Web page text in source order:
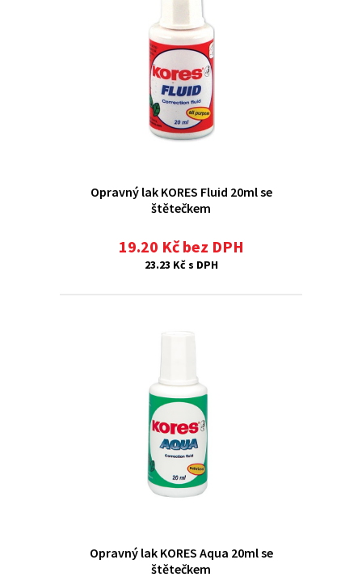
Opravný lak KORES Fluid 20ml se
štětečkem
19.20 Kč bez DPH
23.23 Kč s DPH
Opravný lak KORES Aqua 20ml se
štětečkem